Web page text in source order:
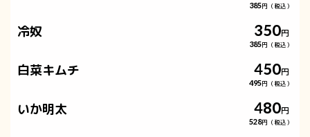
385円（税込）
冷奴 350円
385円（税込）
白菜キムチ 450円
495円（税込）
いか明太 480円
528円（税込）